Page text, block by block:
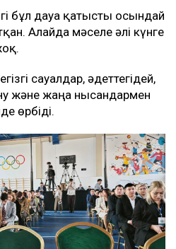
бұл дауға қатысты осындай
Алайда мәселе әлі күнге
сауалдар, әдеттегідей,
және жаңа нысандармен
өрбіді.